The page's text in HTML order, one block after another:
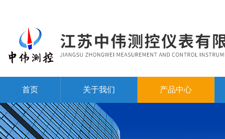
首页 关于我们 产品中心